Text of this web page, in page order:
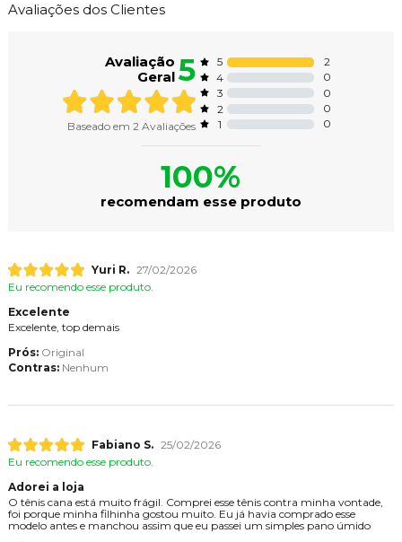
Avaliações dos Clientes
Avaliação
Geral5
Baseado em 2Avaliações
5
2
4
0
3
0
2
0
1
0
100%
recomendam esse produto
Yuri R. 27/02/2026
Eu recomendo esse produto.
Excelente
Excelente, top demais
Prós: Original
Contras: Nenhum
Fabiano S. 25/02/2026
Eu recomendo esse produto.
Adorei a loja
O tênis cana está muito frágil. Comprei esse tênis contra minha vontade,
foi porque minha filhinha gostou muito. Eu já havia comprado esse
modelo antes e manchou assim que eu passei um simples pano úmido